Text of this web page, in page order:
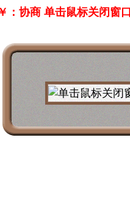
：协商 单击鼠标关闭窗口